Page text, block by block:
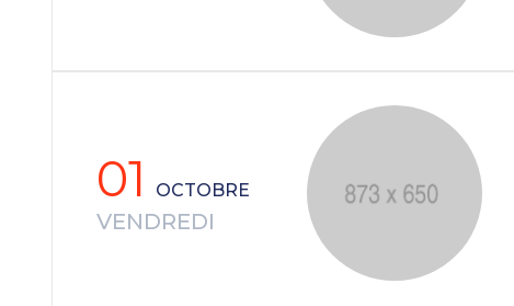
01OCTOBRE
VENDREDI